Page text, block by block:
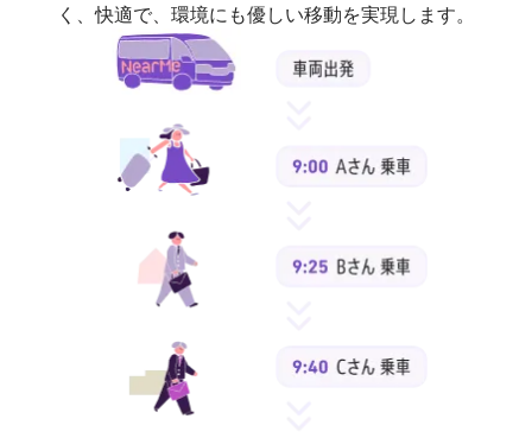
く、快適で、環境にも優しい移動を実現します。